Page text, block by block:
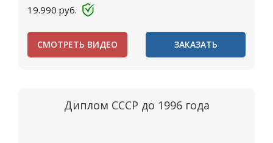
19.990 руб.
СМОТРЕТЬ ВИДЕО ЗАКАЗАТЬ
Диплом СССР до 1996 года